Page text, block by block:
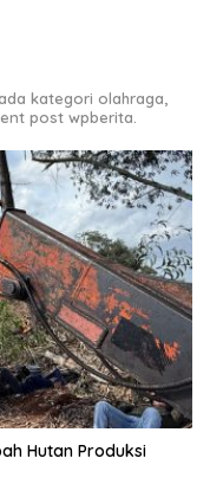
kategori olahraga,
post wpberita.
Hutan Produksi